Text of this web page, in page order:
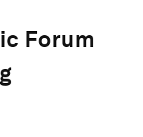
Forum